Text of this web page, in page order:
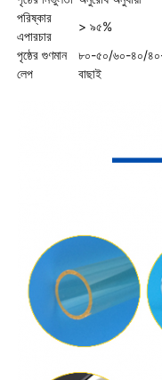
পরিষ্কার
এপারচার
> ৯৫%
পৃষ্ঠের গুণমান
৮০-৫০/৬০-৪০/
লেপ
বাছাই